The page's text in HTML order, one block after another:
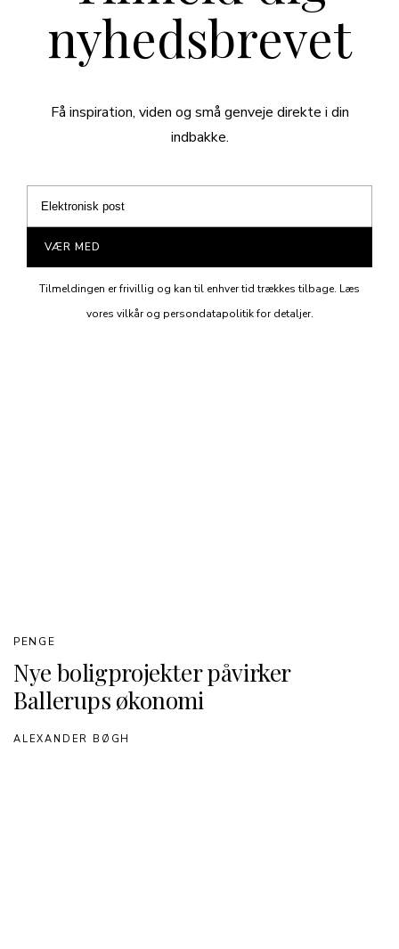
nyhedsbrevet
Få inspiration, viden og små genveje direkte i din
indbakke.
VÆR MED
Tilmeldingen er frivillig og kan til enhver tid trækkes tilbage. Læs
vores vilkår og persondatapolitik for detaljer.
Nye boligprojekter påvirker
Ballerups økonomi
PENGE
ALEXANDER BØGH